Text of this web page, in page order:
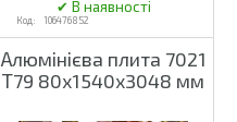
106476852
Алюмінієва плита 7021
Т79 80х1540х3048 мм